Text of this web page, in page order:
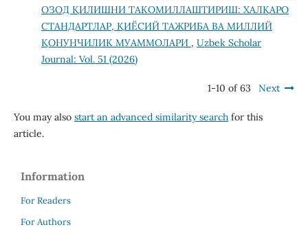
ОЗОД ҚИЛИШНИ ТАКОМИЛЛАШТИРИШ: ХАЛҚАРО
СТАНДАРТЛАР, ҚИЁСИЙ ТАЖРИБА ВА МИЛЛИЙ
ҚОНУНЧИЛИК МУАММОЛАРИ , Uzbek Scholar
Journal: Vol. 51 (2026)
1-10 of 63 Next
You may also start an advanced similarity searchfor this
article.
Information
For Readers
For Authors